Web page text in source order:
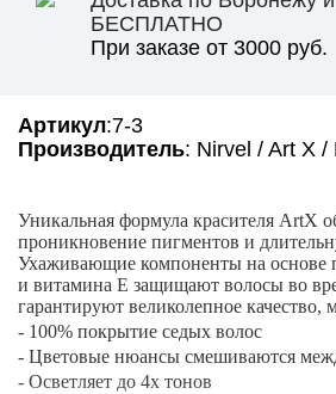
БЕСПЛАТНО
При заказе от 3000 руб.
Артикул:7-3
Производитель: Nirvel / Art X /
Уникальная формула красителя ArtX
проникновение пигментов и
Ухаживающие компоненты на основе
и витамина Е защищают волосы во
гарантируют великолепное качество,
- 100% покрытие седых волос
- Цветовые нюансы смешиваются
- Осветляет до 4х тонов